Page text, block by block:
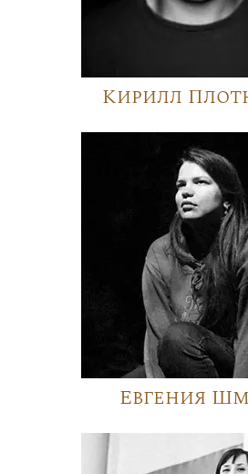
Кирилл
Евгения